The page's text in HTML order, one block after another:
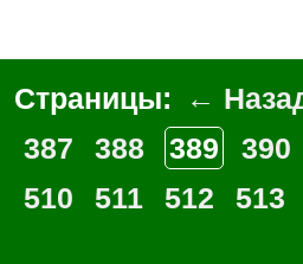
Страницы: ←
387
388 389 390
510
511 512 513